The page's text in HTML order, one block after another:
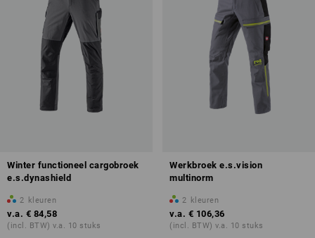
Winter functioneel cargobroek
e.s.dynashield
2 kleuren
v.a. € 84,58
(incl. BTW) v.a. 10 stuks
Werkbroek e.s.vision
multinorm
2 kleuren
v.a. € 106,36
(incl. BTW) v.a. 10 stuks